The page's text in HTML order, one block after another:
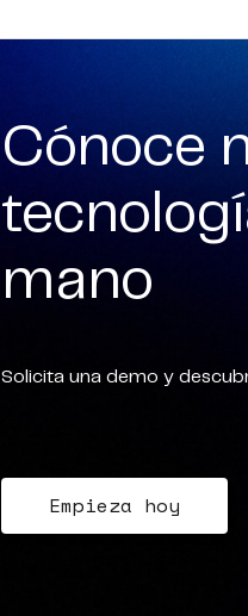
Cónoce
mano
Solicita una demo y
Empieza hoy